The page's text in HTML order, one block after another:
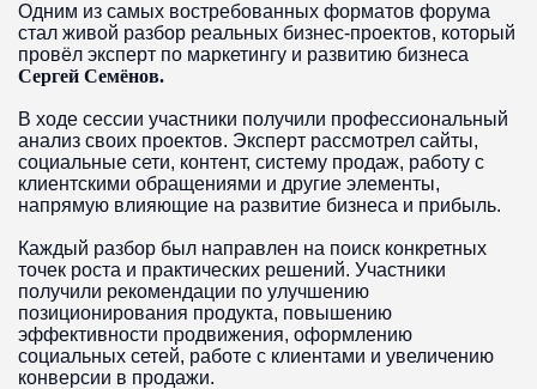
Одним из самых востребованных форматов форума
стал живой разбор реальных бизнес-проектов, который
провёл эксперт по маркетингу и развитию бизнеса
Сергей Семёнов.
В ходе сессии участники получили профессиональный
анализ своих проектов. Эксперт рассмотрел сайты,
социальные сети, контент, систему продаж, работу с
клиентскими обращениями и другие элементы,
напрямую влияющие на развитие бизнеса и прибыль.
Каждый разбор был направлен на поиск конкретных
точек роста и практических решений. Участники
получили рекомендации по улучшению
позиционирования продукта, повышению
эффективности продвижения, оформлению
социальных сетей, работе с клиентами и увеличению
конверсии в продажи.